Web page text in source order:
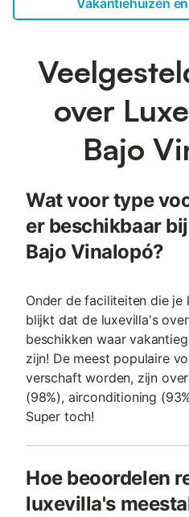
Vakantiehuizen
over
Bajo
Wat voor type
er beschikbaar
Bajo Vinalopó?
Onder de faciliteiten die je
blijkt dat de luxevilla's
beschikken waar
zijn! De meest populaire
verschaft worden, zijn
(98%), airconditioning
Super toch!
Hoe beoordelen
luxevilla's